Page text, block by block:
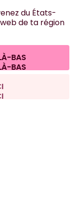
aux clients
légales
de port.
du États-
de ta région
BAS